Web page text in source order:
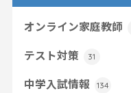
オンライン家庭教師
テスト対策 31
中学入試情報 134